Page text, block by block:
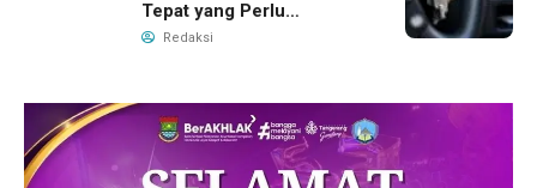
Tepat yang Perlu
Dilakukan
Redaksi